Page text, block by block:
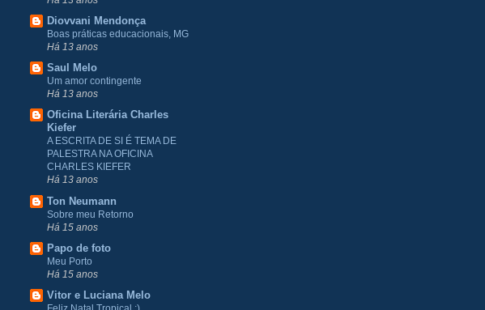
Diovvani Mendonça
Boas práticas educacionais, MG
Há 13 anos
Saul Melo
Um amor contingente
Há 13 anos
Oficina Literária Charles
Kiefer
A ESCRITA DE SI É TEMA DE
PALESTRA NA OFICINA
CHARLES KIEFER
Há 13 anos
Ton Neumann
Sobre meu Retorno
Há 15 anos
Papo de foto
Meu Porto
Há 15 anos
Vitor e Luciana Melo